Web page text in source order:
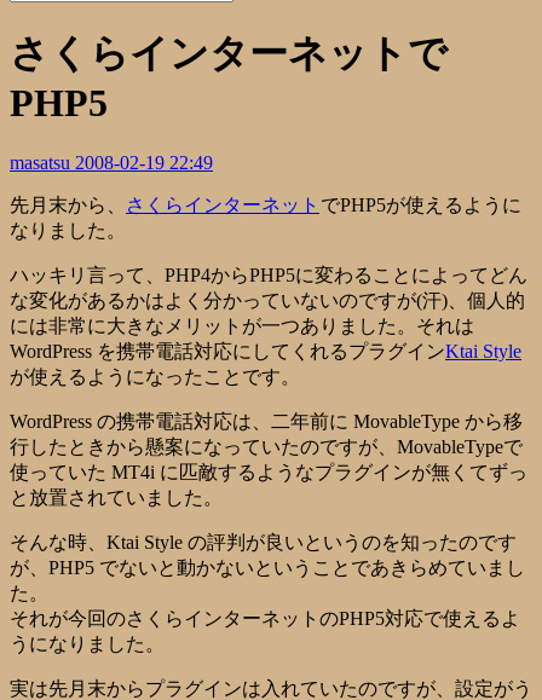
さくらインターネットで
PHP5
masatsu 2008-02-19 22:49
先月末から、 さくらインターネット でPHP5が使えるように
なりました。
ハッキリ言って、PHP4からPHP5に変わることによってどん
な変化があるかはよく分かっていないのですが(汗)、個人的
には非常に大きなメリットが一つありました。それは
WordPress を携帯電話対応にしてくれるプラグインKtai Style
が使えるようになったことです。
WordPress の携帯電話対応は、二年前に MovableType から移
行したときから懸案になっていたのですが、MovableTypeで
使っていた MT4i に匹敵するようなプラグインが無くてずっ
と放置されていました。
そんな時、Ktai Style の評判が良いというのを知ったのです
が、PHP5 でないと動かないということであきらめていまし
た。
それが今回のさくらインターネットのPHP5対応で使えるよ
うになりました。
実は先月末からプラグインは入れていたのですが、設定がう